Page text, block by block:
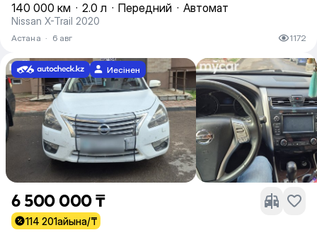
140 000 км · 2.0 л · Передний · Автомат
Nissan X-Trail 2020
Астана · 6 авг 1172
Иесінен
6 500 000 ₸
114 201айына/₸